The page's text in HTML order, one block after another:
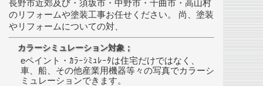
長野市近郊及び・須坂市・中野市・千曲市・高山村
のリフォームや塗装工事お任せください。 尚、塗装
やリフォームについての対、
カラーシミュレーション対象；
eペイント・ｶﾗｰｼﾐｭﾚｰﾀは住宅だけではなく、
車、船、その他産業用機器等々の写真でカラーシ
ミュレーションできます。